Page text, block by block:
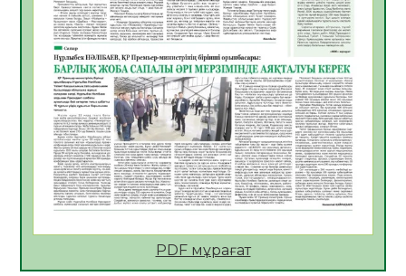
Мектептен – Ұлттық ұлан сапына
04.08.2026
34
Үкіметтік емес ұйымдарға арналған
сыйлықақы конкурсына өтінім қабылдау
басталды
04.08.2026
38
Үкіметте Президенттің отандық тауарды
қолдау жөніндегі тапсырмаларының
жүзеге асырылу барысы қаралуда
Жазғы лагерьде оқушылармен
PDF мұрағат